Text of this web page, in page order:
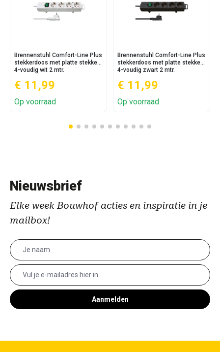
Brennenstuhl Comfort-Line Plus
stekkerdoos met platte stekker
4-voudig wit 2 mtr.
€ 11,99
Op voorraad
Brennenstuhl Comfort-Line Plus
stekkerdoos met platte stekker
4-voudig zwart 2 mtr.
€ 11,99
Op voorraad
Nieuwsbrief
Elke week Bouwhof acties en inspiratie in je
mailbox!
Aanmelden